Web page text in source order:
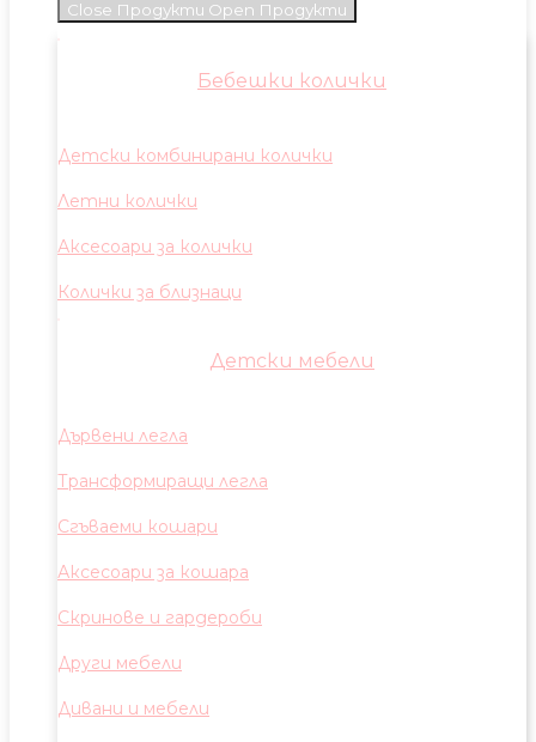
Close Продукти Open Продукти
Бебешки колички
Детски комбинирани колички
Летни колички
Аксесоари за колички
Колички за близнаци
Детски мебели
Дървени легла
Трансформиращи легла
Сгъваеми кошари
Аксесоари за кошара
Скринове и гардероби
Други мебели
Дивани и мебели